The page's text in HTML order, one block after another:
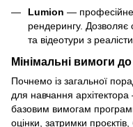
Lumion —
рендерингу. Дозволяє
та відеотури з
Мінімальні вимоги
Почнемо із загальної
для навчання
базовим вимогам
оцінки, затримки проєктів,